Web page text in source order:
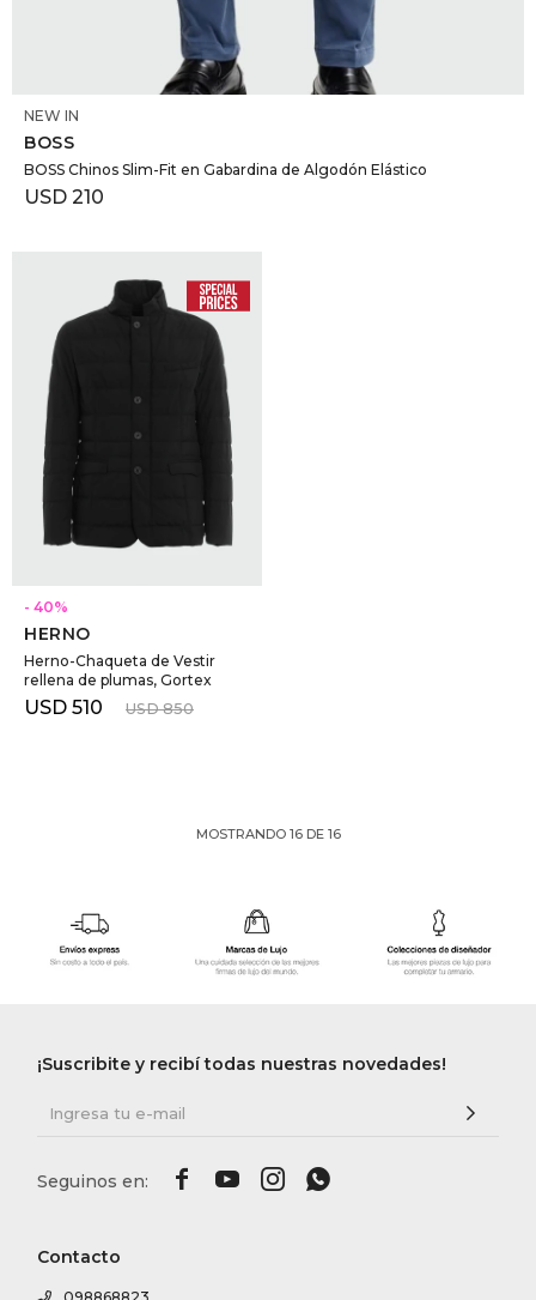
SELECCIONAR TALLE
NEW IN
BOSS
BOSS Chinos Slim-Fit en Gabardina de Algodón Elástico
USD 210
40
HERNO
Herno-Chaqueta de Vestir
rellena de plumas, Gortex
USD 510 USD 850
MOSTRANDO 16DE 16
Contacto
¡Suscribite y recibí todas nuestras novedades!
   